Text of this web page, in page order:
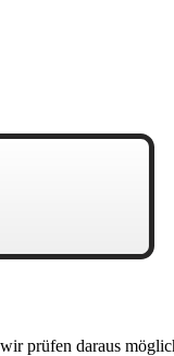
prüfen daraus